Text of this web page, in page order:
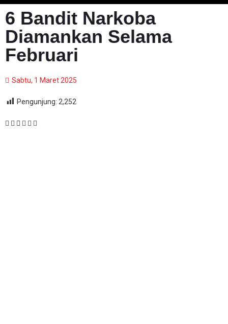
6 Bandit Narkoba
Diamankan Selama
Februari
Sabtu, 1 Maret 2025
Pengunjung: 2,252